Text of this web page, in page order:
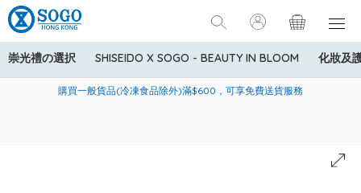
崇光禮の選択 SHISEIDO X SOGO - BEAUTY IN BLOOM 化妝及
美國運通Explorer®信用卡會員購物禮遇：高達5%簽賬回贈！
購買一般貨品(冷凍食品除外)滿$600，可享免費送貨服務
寄送中國內地服務只適用於指定商品，若訂單金額少於HK$600(折